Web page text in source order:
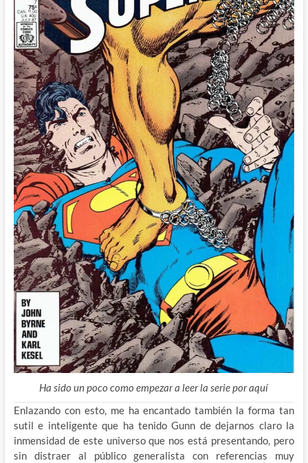
Ha sido un poco como empezar a leer la serie por aquí
Enlazando con esto, me ha encantado también la forma tan
sutil e inteligente que ha tenido Gunn de dejarnos claro la
inmensidad de este universo que nos está presentando, pero
sin distraer al público generalista con referencias muy